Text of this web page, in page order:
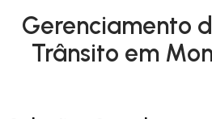
Gerenciamento
Trânsito em